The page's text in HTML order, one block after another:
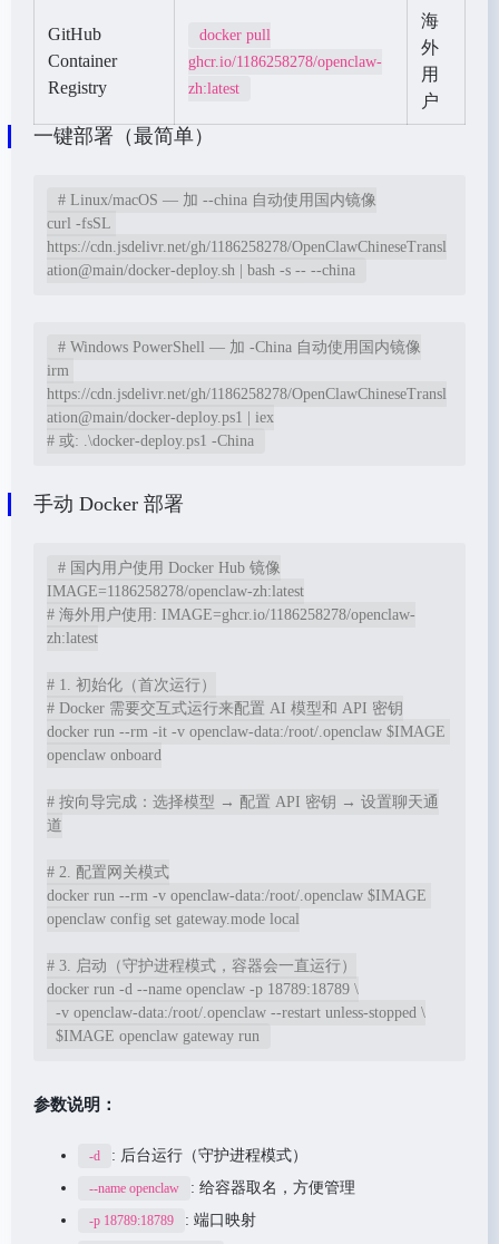
GitHub
Container
Registry
docker pull
ghcr.io/1186258278/openclaw-
zh:latest
海
外
用
户
一键部署（最简单）
# Linux/macOS — 加 --china 自动使用国内镜像
curl -fsSL
https://cdn.jsdelivr.net/gh/1186258278/OpenClawChineseTransl
ation@main/docker-deploy.sh | bash -s -- --china
# Windows PowerShell — 加 -China 自动使用国内镜像
irm
https://cdn.jsdelivr.net/gh/1186258278/OpenClawChineseTransl
ation@main/docker-deploy.ps1 | iex
# 或: .\docker-deploy.ps1 -China
手动 Docker 部署
# 国内用户使用 Docker Hub 镜像
IMAGE=1186258278/openclaw-zh:latest
# 海外用户使用: IMAGE=ghcr.io/1186258278/openclaw-
zh:latest
# 1. 初始化（首次运行）
# Docker 需要交互式运行来配置 AI 模型和 API 密钥
docker run --rm -it -v openclaw-data:/root/.openclaw $IMAGE
openclaw onboard
# 按向导完成：选择模型 → 配置 API 密钥 → 设置聊天通
道
# 2. 配置网关模式
docker run --rm -v openclaw-data:/root/.openclaw $IMAGE
openclaw config set gateway.mode local
# 3. 启动（守护进程模式，容器会一直运行）
docker run -d --name openclaw -p 18789:18789 \
  $IMAGE openclaw gateway run
参数说明：
-d : 后台运行（守护进程模式）
--name openclaw : 给容器取名，方便管理
-p 18789:18789
: 端口映射